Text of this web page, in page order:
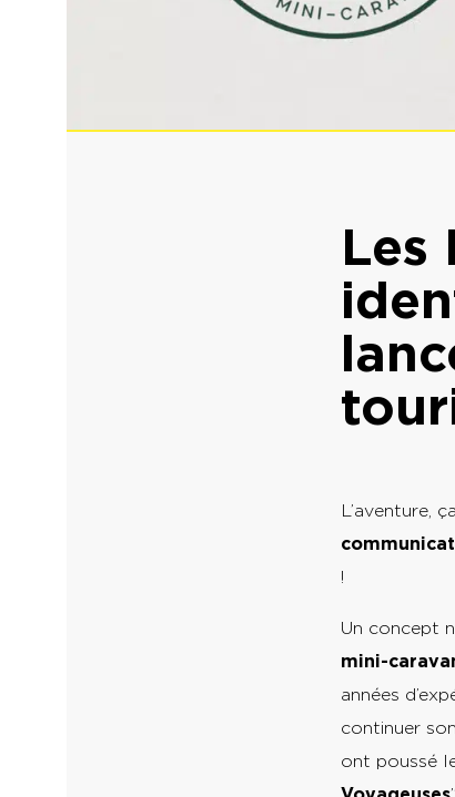
Les
L’aventure,
Un concept
mini-
années
continuer
ont poussé